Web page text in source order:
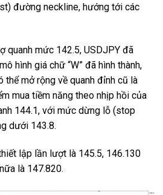
đường neckline, hướng tới các
quanh mức 142.5, USDJPY đã
hình giá chữ “W” đã hình thành,
thể mở rộng về quanh đỉnh cũ là
mua tiềm năng theo nhịp hồi của
144.1, với mức dừng lỗ (stop
dưới 143.8.
lập lần lượt là 145.5, 146.130
là 147.820.